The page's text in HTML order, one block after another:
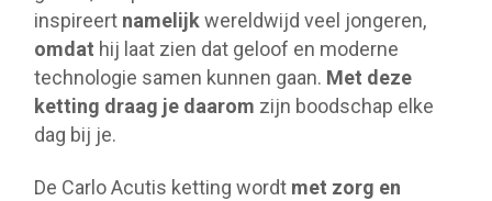
inspireert namelijkwereldwijd veel jongeren,
omdat hij laat zien dat geloof en moderne
technologie samen kunnen gaan. Met deze
ketting draag je daarom zijn boodschap elke
dag bij je.
De Carlo Acutis ketting wordt met zorg en